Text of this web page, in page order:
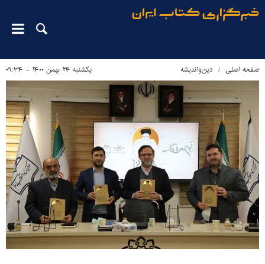
صفحه اصلی دین‌واندیشه یکشنبه ۲۴ بهمن ۱۴۰۰ - ۰۹:۳۴